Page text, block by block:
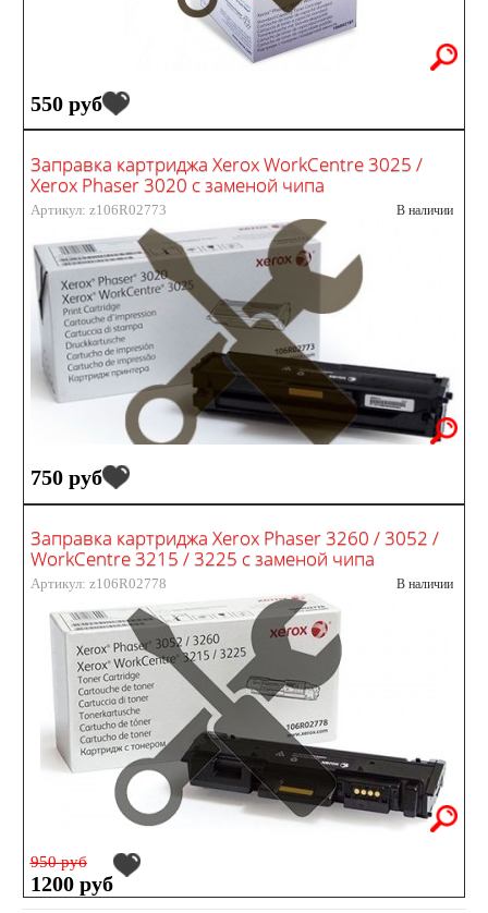
550 руб
Заправка картриджа Xerox WorkCentre 3025 /
Xerox Phaser 3020 с заменой чипа
Артикул: z106R02773 В наличии
750 руб
Заправка картриджа Xerox Phaser 3260 / 3052 /
WorkCentre 3215 / 3225 с заменой чипа
Артикул: z106R02778 В наличии
950 руб
1200 руб